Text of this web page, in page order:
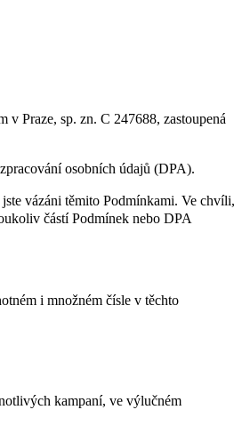
Praze, sp. zn. C 247688, zastoupená
osobních údajů (DPA).
vázáni těmito Podmínkami. Ve chvíli,
částí Podmínek nebo DPA
i množném čísle v těchto
kampaní, ve výlučném